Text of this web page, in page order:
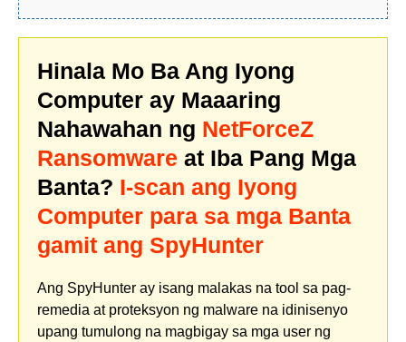
Hinala Mo Ba Ang Iyong
Computer ay Maaaring
Nahawahan ng NetForceZ
Ransomware at Iba Pang Mga
Banta? I-scan ang Iyong
Computer para sa mga Banta
gamit ang SpyHunter
Ang SpyHunter ay isang malakas na tool sa pag-
remedia at proteksyon ng malware na idinisenyo
upang tumulong na magbigay sa mga user ng